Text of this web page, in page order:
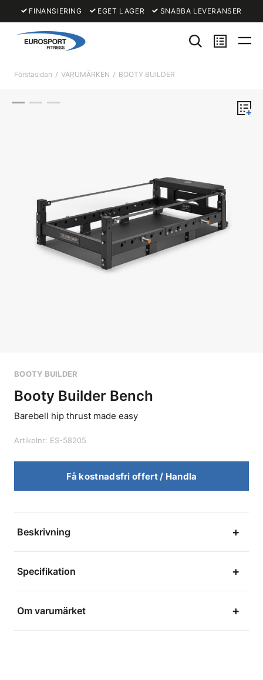
FINANSIERING EGET LAGER SNABBA LEVERANSER
Förstasidan VARUMÄRKEN BOOTY BUILDER
BOOTY BUILDER
Booty Builder Bench
Barebell hip thrust made easy
Artikelnr: ES-58205
Få kostnadsfri offert / Handla
Beskrivning
Specifikation
Om varumärket